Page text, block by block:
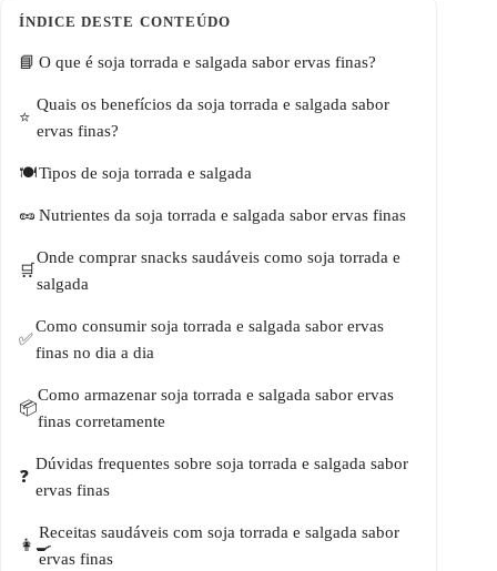
O que é soja torrada e salgada sabor ervas finas?
Quais os benefícios da soja torrada e salgada sabor
ervas finas?
Tipos de soja torrada e salgada
Nutrientes da soja torrada e salgada sabor ervas finas
Onde comprar snacks saudáveis como soja torrada e
salgada
Como consumir soja torrada e salgada sabor ervas
finas no dia a dia
Como armazenar soja torrada e salgada sabor ervas
finas corretamente
Dúvidas frequentes sobre soja torrada e salgada sabor
ervas finas
Receitas saudáveis com soja torrada e salgada sabor
ervas finas